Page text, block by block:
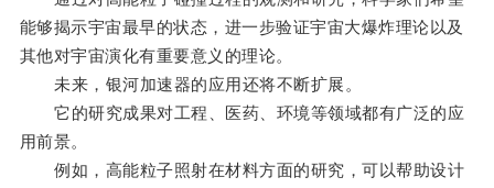
能够揭示宇宙最早的状态，进一步验证宇宙大爆炸理论以及
其他对宇宙演化有重要意义的理论。
未来，银河加速器的应用还将不断扩展。
它的研究成果对工程、医药、环境等领域都有广泛的应
用前景。
例如，高能粒子照射在材料方面的研究，可以帮助设计